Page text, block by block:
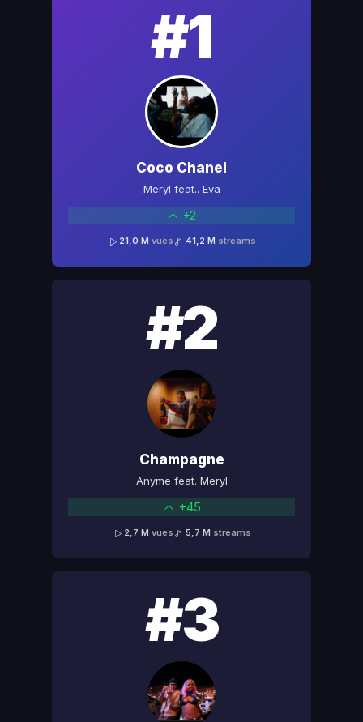
#2
Champagne
Anyme feat. Meryl
+45
2,7 M vues 5,7 M streams
#1
Coco Chanel
Meryl feat.. Eva
+2
21,0 M vues 41,2 M streams
#3